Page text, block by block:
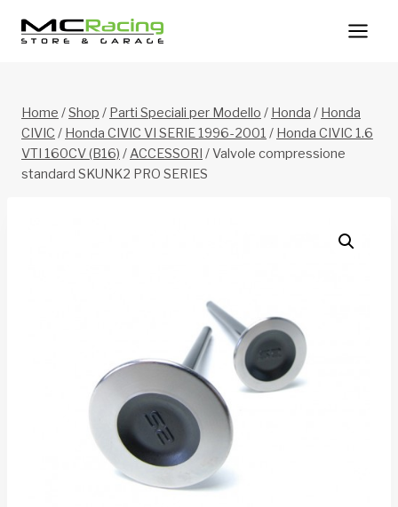
Home /Shop / Parti Speciali per Modello / Honda / Honda
CIVIC / Honda CIVIC VI SERIE 1996-2001 / Honda CIVIC 1.6
VTI 160CV (B16) /ACCESSORI /Valvole compressione
standard SKUNK2 PRO SERIES